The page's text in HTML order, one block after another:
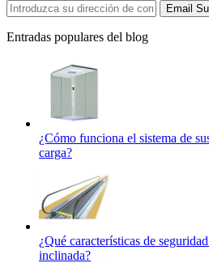
Email
Entradas populares del blog
¿Cómo funciona el sistema de
carga?
¿Qué características de
inclinada?